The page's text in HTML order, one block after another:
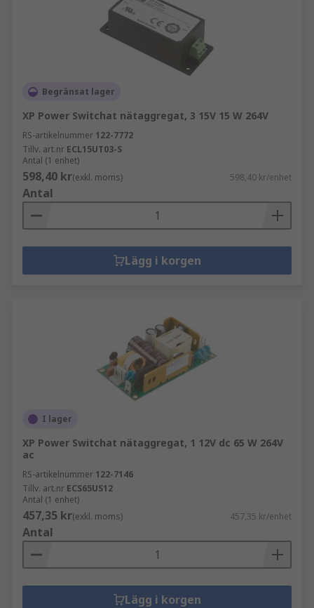
Begränsat lager
XP Power Switchat nätaggregat, 3 15V 15 W 264V
RS-artikelnummer 122-7772
Tillv. art.nr ECL15UT03-S
Antal (1 enhet)
598,40 kr(exkl. moms) 598,40 kr/enhet
Antal
Lägg i korgen
I lager
XP Power Switchat nätaggregat, 1 12V dc 65 W 264V
ac
RS-artikelnummer 122-7146
Tillv. art.nr ECS65US12
Antal (1 enhet)
457,35 kr(exkl. moms) 457,35 kr/enhet
Antal
Lägg i korgen